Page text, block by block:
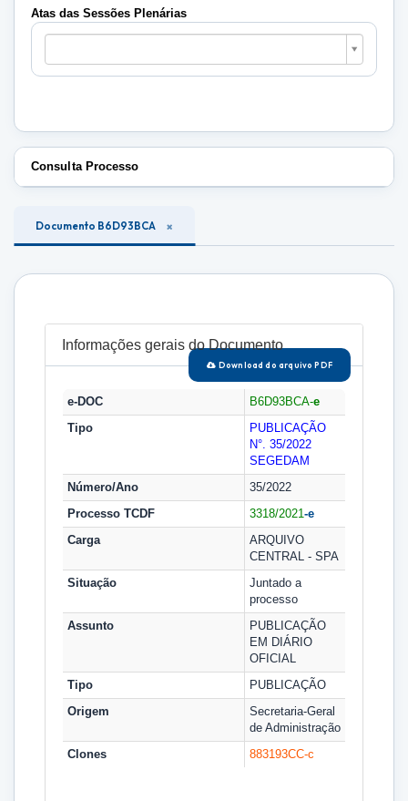
Atas das Sessões Plenárias
Atas
Sessões
Plenárias
Consulta Processo
Documento B6D93BCA
Informações gerais do Documento
Download do arquivo PDF
e-DOC B6D93BCA-e
Tipo
PUBLICAÇÃO
N°. 35/2022
SEGEDAM
Número/Ano
35/2022
Processo TCDF
3318/2021-e
Carga
ARQUIVO
CENTRAL - SPA
Situação
Juntado a
processo
Assunto
PUBLICAÇÃO
EM DIÁRIO
OFICIAL
Tipo
PUBLICAÇÃO
Origem
Secretaria-Geral
de Administração
Clones
883193CC-c